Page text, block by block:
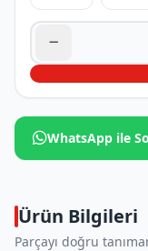
WhatsApp ile
Ürün Bilgileri
Parçayı doğru